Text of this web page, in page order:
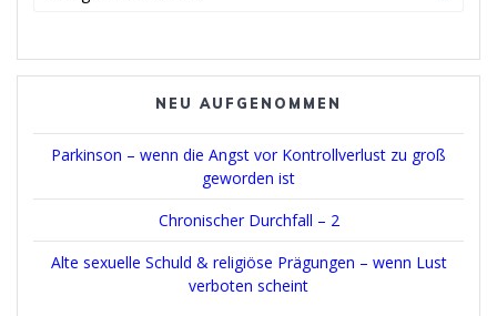
NEU AUFGENOMMEN
Parkinson – wenn die Angst vor Kontrollverlust zu groß
geworden ist
Chronischer Durchfall – 2
Alte sexuelle Schuld & religiöse Prägungen – wenn Lust
verboten scheint